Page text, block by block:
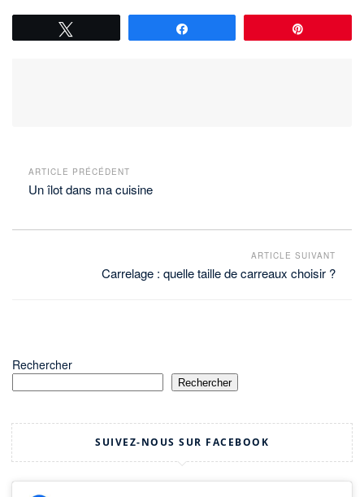
ARTICLE PRÉCÉDENT
Un îlot dans ma cuisine
ARTICLE SUIVANT
Carrelage : quelle taille de carreaux choisir ?
Rechercher
Rechercher
SUIVEZ-NOUS SUR FACEBOOK